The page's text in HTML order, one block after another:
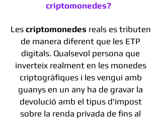
criptomonedes?
Les criptomonedesreals es tributen
de manera diferent que les ETP
digitals. Qualsevol persona que
inverteix realment en les monedes
criptogràfiques i les vengui amb
guanys en un any ha de gravar la
devolució amb el tipus d'impost
sobre la renda privada de fins al